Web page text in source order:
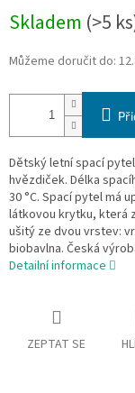
cena:
Skladem (>5
Můžeme doručit do:
Dětský letní spací
hvězdiček. Délka
30 °C. Spací pytel má
látkovou krytku, která
ušitý ze dvou vrstev:
biobavlna. Česká
Detailní informace
ZEPTAT SE